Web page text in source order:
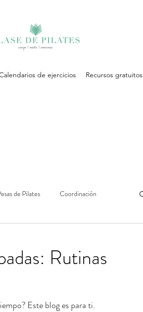
de ejercicios Recursos gratuitos
de Pilates Coordinación
Rutinas
Este blog es para ti.